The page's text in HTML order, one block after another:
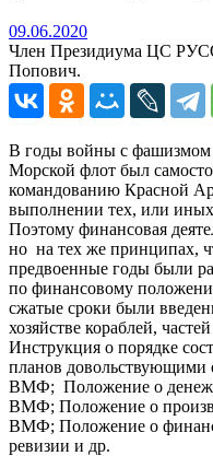
09.06.202009.06.2020
Член Президиума ЦС
Попович.
В годы войны с
Морской флот был
командованию Красной
выполнении тех, или
Поэтому финансовая
но на тех же принципах,
предвоенные годы были
по финансовому
сжатые сроки были
хозяйстве кораблей,
Инструкция о порядке
планов
ВМФ; Положение о
ВМФ; Положение о
ВМФ; Положение о
ревизии и др.